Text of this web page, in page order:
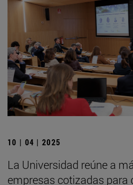
10 | 04 | 2025
La Universidad reúne a
empresas cotizadas para